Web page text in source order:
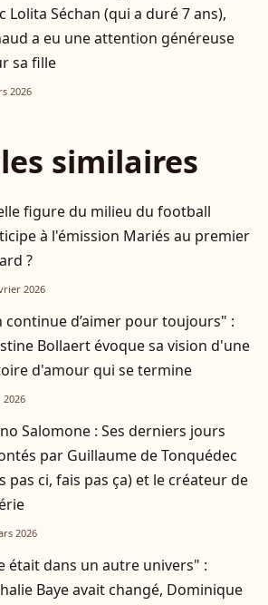
Lolita Séchan (qui a duré 7 ans),
a eu une attention généreuse
sa fille
2026
similaires
figure du milieu du football
à l'émission Mariés au premier
?
2026
continue d’aimer pour toujours" :
Bollaert évoque sa vision d'une
d'amour qui se termine
2026
Salomone : Ses derniers jours
par Guillaume de Tonquédec
pas ci, fais pas ça) et le créateur de
2026
était dans un autre univers" :
Baye avait changé, Dominique